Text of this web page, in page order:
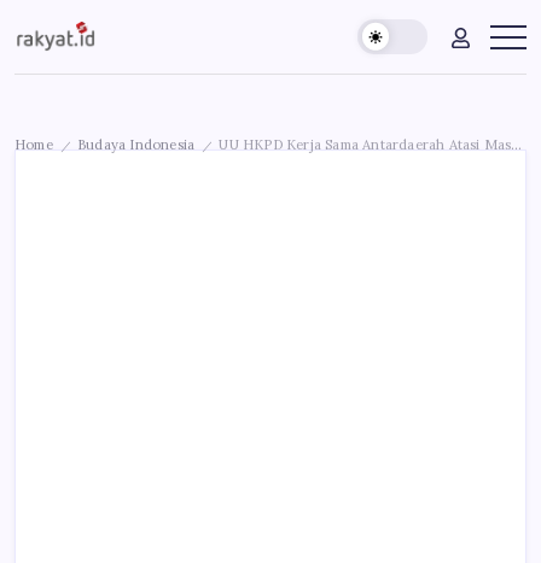
to
content
Rakyat.id
Edukasi
Masyarakat
Home / Budaya Indonesia / UU HKPD Kerja Sama Antardaerah Atasi Masalah Pembangunan Lintas Daerah